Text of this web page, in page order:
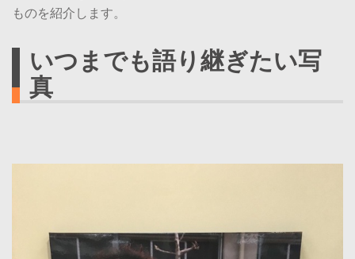
ものを紹介します。
いつまでも語り継ぎたい写
真